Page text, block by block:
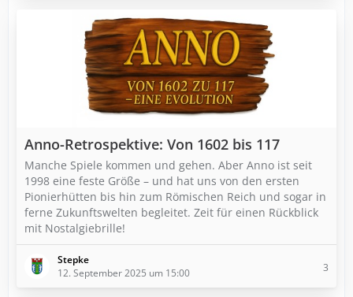
Anno-Retrospektive: Von 1602 bis 117
Manche Spiele kommen und gehen. Aber Anno ist seit
1998 eine feste Größe – und hat uns von den ersten
Pionierhütten bis hin zum Römischen Reich und sogar in
ferne Zukunftswelten begleitet. Zeit für einen Rückblick
mit Nostalgiebrille!
Stepke
12. September 2025 um 15:00
3